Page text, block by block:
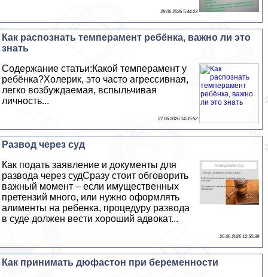
28 06 2026 5:44:23
Как распознать темперамент ребёнка, важно ли это
знать
Содержание статьи:Какой темперамент у
ребёнка?Холерик, это часто агрессивная,
легко возбуждаемая, вспыльчивая
личность...
27 06 2026 14:35:52
Развод через суд
Как подать заявление и документы для
развода через судСразу стоит обговорить
важный момент – если имущественных
претензий много, или нужно оформлять
алименты на ребенка, процедуру развода
в суде должен вести хороший адвокат...
26 06 2026 12:50:39
Как принимать дюфастон при беременности